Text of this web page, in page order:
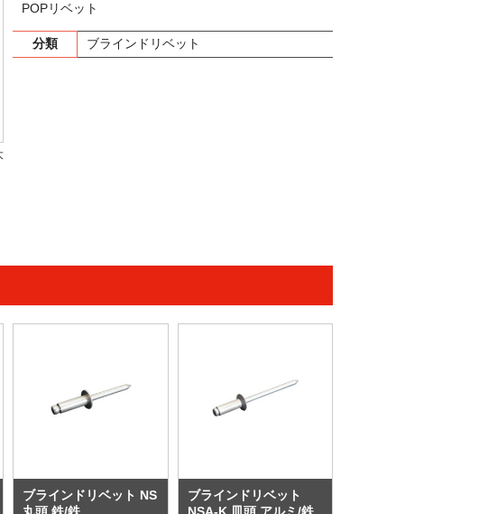
POPリベット
分類 ブラインドリベット
ブラインドリベット NS
丸頭 鉄/鉄
ブラインドリベット
NSA-K 皿頭 アルミ/鉄